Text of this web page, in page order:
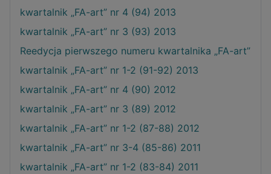
kwartalnik „FA-art” nr 4 (94) 2013
kwartalnik „FA-art” nr 3 (93) 2013
Reedycja pierwszego numeru kwartalnika „FA-art”
kwartalnik „FA-art” nr 1-2 (91-92) 2013
kwartalnik „FA-art” nr 4 (90) 2012
kwartalnik „FA-art” nr 3 (89) 2012
kwartalnik „FA-art” nr 1-2 (87-88) 2012
kwartalnik „FA-art” nr 3-4 (85-86) 2011
kwartalnik „FA-art” nr 1-2 (83-84) 2011